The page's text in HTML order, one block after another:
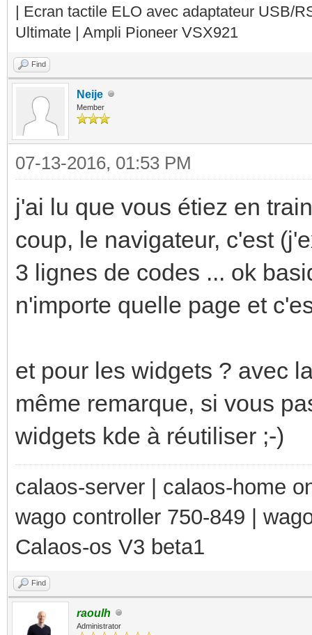
| Ecran tactile ELO avec adaptateur USB/
Ultimate | Ampli Pioneer VSX921
Find
Neije
Member
07-13-2016, 01:53 PM
j'ai lu que vous étiez en
coup, le navigateur, c'est
3 lignes de codes ... ok
n'importe quelle page et
et pour les widgets ? avec
même remarque, si vous
widgets kde à réutiliser ;-)
calaos-server | calaos-home
wago controller 750-849 |
Calaos-os V3 beta1
Find
raoulh
Administrator